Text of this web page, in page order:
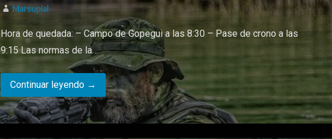
Marsupial
Hora de quedada: – Campo de Gopegui a las 8:30 – Pase de crono a las
9:15 Las normas de la…
Continuar leyendo →